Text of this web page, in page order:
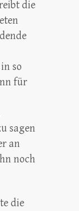
die
so
für
sagen
an
noch
die